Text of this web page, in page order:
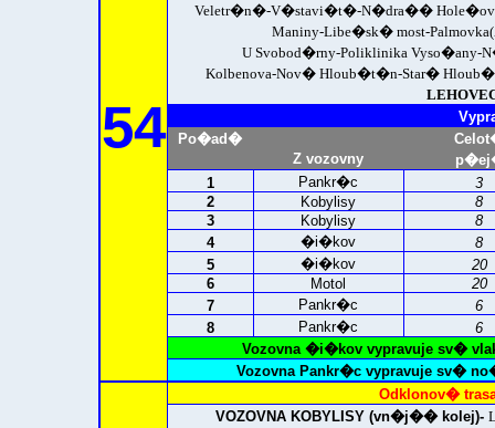
54
Veletr�n�-V�stavi�t�-N�dra��
Maniny-Libe�sk� most-
U Svobod�rny-Poliklinika
Kolbenova-Nov� Hloub�t�n-Star�
Po�ad�
Z vozovny
1
Pankr�c
3
2
Kobylisy
8
3
Kobylisy
8
4
�i�kov
8
5
�i�kov
20
6
Motol
20
7
Pankr�c
6
8
Pankr�c
6
Vozovna �i�kov vypravuje sv�
Vozovna Pankr�c vypravuje sv�
Odklonov�
VOZOVNA KOBYLISY (vn�j�� kolej)-